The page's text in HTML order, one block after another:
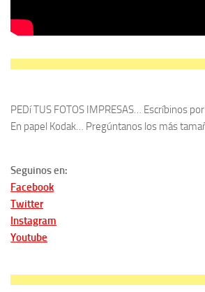
PEDí TUS FOTOS IMPRESAS… Escríbinos
En papel Kodak… Pregúntanos los más
Seguinos en:
Facebook
Twitter
Instagram
Youtube